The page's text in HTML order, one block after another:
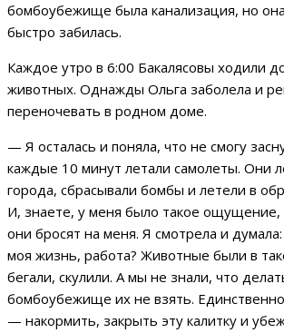
бомбоубежище была канализация, но
быстро забилась.
Каждое утро в 6:00 Бакалясовы ходили
животных. Однажды Ольга заболела и
переночевать в родном доме.
— Я осталась и поняла, что не смогу
каждые 10 минут летали самолеты. Они
города, сбрасывали бомбы и летели в
И, знаете, у меня было такое ощущение,
они бросят на меня. Я смотрела и
моя жизнь, работа? Животные были в
бегали, скулили. А мы не знали, что
бомбоубежище их не взять.
— накормить, закрыть эту калитку и